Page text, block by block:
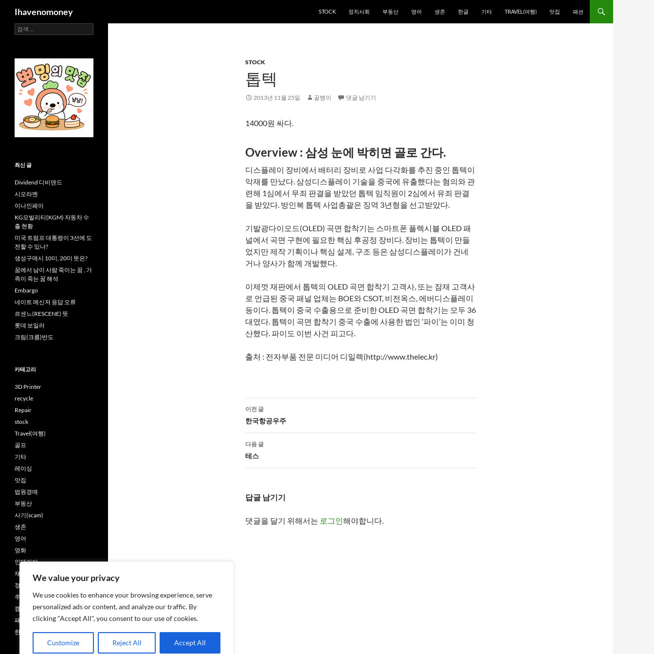
We value your privacy
We use cookies to enhance your browsing experience, serve
personalized ads or content, and analyze our traffic. By
clicking "Accept All", you consent to our use of cookies.
Customize Reject All Accept All
Ihavenomoney STOCK 정치사회 부동산 영어 생존 한글 기타 TRAVEL(여행) 맛집 패션
STOCK
톱텍
2013년 11월 25일 골뱅이 댓글 남기기
14000원 싸다.
Overview : 삼성 눈에 박히면 골로 간다.
디스플레이 장비에서 배터리 장비로 사업 다각화를 추진 중인 톱텍이
악재를 만났다. 삼성디스플레이 기술을 중국에 유출했다는 혐의와 관
련해 1심에서 무죄 판결을 받았던 톱텍 임직원이 2심에서 유죄 판결
을 받았다. 방인복 톱텍 사업총괄은 징역 3년형을 선고받았다.
기발광다이오드(OLED) 곡면 합착기는 스마트폰 플렉시블 OLED 패
널에서 곡면 구현에 필요한 핵심 후공정 장비다. 장비는 톱텍이 만들
었지만 제작 기획이나 핵심 설계, 구조 등은 삼성디스플레이가 건네
거나 양사가 함께 개발했다.
이제껏 재판에서 톱텍의 OLED 곡면 합착기 고객사, 또는 잠재 고객사
로 언급된 중국 패널 업체는 BOE와 CSOT, 비전옥스, 에버디스플레이
등이다. 톱텍이 중국 수출용으로 준비한 OLED 곡면 합착기는 모두 36
대였다. 톱텍이 곡면 합착기 중국 수출에 사용한 법인 ‘파이’는 이미 청
산했다. 파이도 이번 사건 피고다.
출처 : 전자부품 전문 미디어 디일렉(http://www.thelec.kr)
글
네
비
게
이
션
이전 글
한국항공우주
다음 글
테스
답글 남기기
댓글을 달기 위해서는 로그인해야합니다.
검
색:
최신 글
Dividend 디비덴드
시오라멘
이나인페이
KG모빌리티(KGM) 자동차 수
출 현황
미국 트럼프 대통령이 3선에 도
전할 수 있나?
생성구매시 10미, 20미 뜻은?
꿈에서 남이 사람 죽이는 꿈 , 가
족이 죽는 꿈 해석
Embargo
네이트 메신저 응답 오류
르센느(RESCENE) 뜻
롯데 보일러
크림(크름)반도
카테고리
3D Printer
recycle
Repair
stock
Travel(여행)
골프
기타
레이싱
맛집
법원경매
부동산
사기(scam)
생존
영어
영화
인테리어
재무회계
정치사회
주택
캠핑카
패션
한글